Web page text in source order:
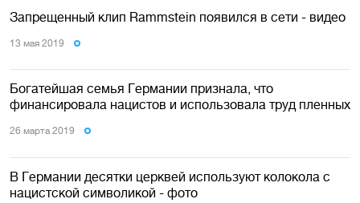
Запрещенный клип Rammstein появился в сети - видео
13 мая 2019
Богатейшая семья Германии признала, что
финансировала нацистов и использовала труд пленных
26 марта 2019
В Германии десятки церквей используют колокола с
нацистской символикой - фото